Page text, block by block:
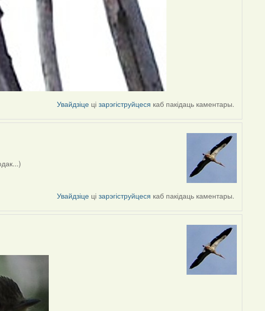
Увайдзіце цізарэгіструйцеся каб пакідаць каментары.
Увайдзіце цізарэгіструйцеся каб пакідаць каментары.